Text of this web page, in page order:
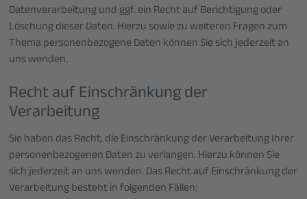
Datenverarbeitung und ggf. ein Recht auf Berichtigung oder
Löschung dieser Daten. Hierzu sowie zu weiteren Fragen zum
Thema personenbezogene Daten können Sie sich jederzeit an
uns wenden.
Recht auf Einschränkung der
Verarbeitung
Sie haben das Recht, die Einschränkung der Verarbeitung Ihrer
personenbezogenen Daten zu verlangen. Hierzu können Sie
sich jederzeit an uns wenden. Das Recht auf Einschränkung der
Verarbeitung besteht in folgenden Fällen: